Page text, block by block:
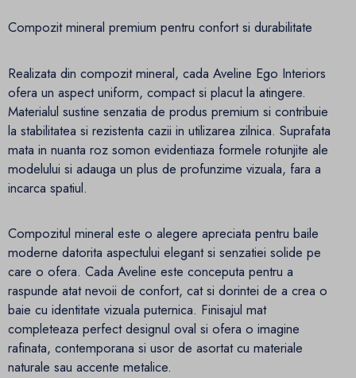
Compozit mineral premium pentru confort si durabilitate
Realizata din compozit mineral, cada Aveline Ego Interiors
ofera un aspect uniform, compact si placut la atingere.
Materialul sustine senzatia de produs premium si contribuie
la stabilitatea si rezistenta cazii in utilizarea zilnica. Suprafata
mata in nuanta roz somon evidentiaza formele rotunjite ale
modelului si adauga un plus de profunzime vizuala, fara a
incarca spatiul.
Compozitul mineral este o alegere apreciata pentru baile
moderne datorita aspectului elegant si senzatiei solide pe
care o ofera. Cada Aveline este conceputa pentru a
raspunde atat nevoii de confort, cat si dorintei de a crea o
baie cu identitate vizuala puternica. Finisajul mat
completeaza perfect designul oval si ofera o imagine
rafinata, contemporana si usor de asortat cu materiale
naturale sau accente metalice.